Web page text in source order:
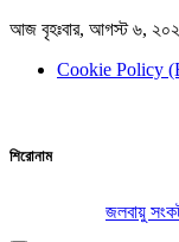
আজ বৃহঃবার, আগস্ট ৬,
Cookie Policy
দেশের খবর
যুক্ত থাকুন দেশের সঙ্গে
শিরোনাম
জলবায়ু